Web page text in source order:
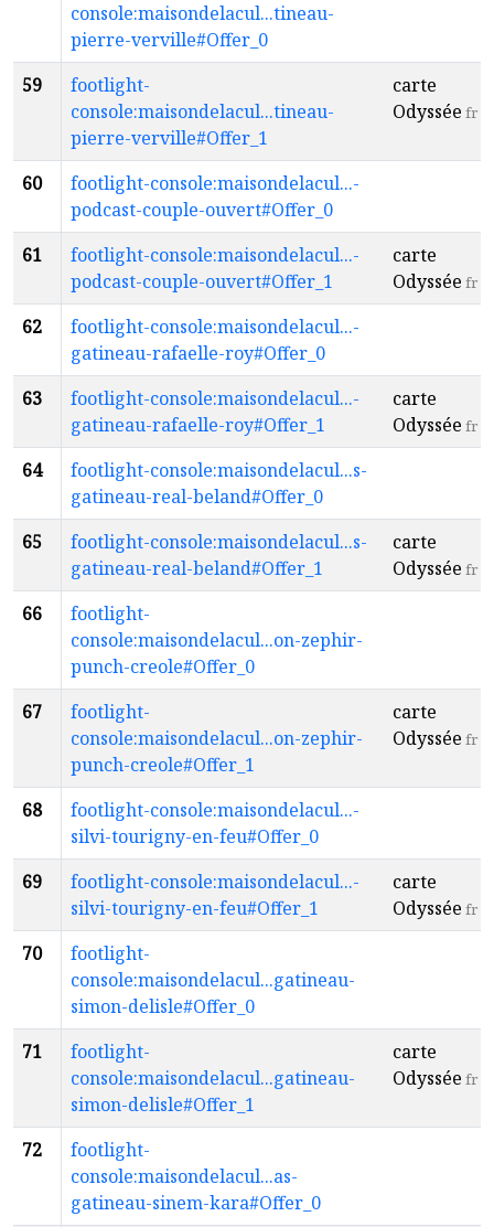
console:maisondelacul...tineau-
pierre-verville#Offer_0
59
footlight-
console:maisondelacul...tineau-
pierre-verville#Offer_1
carte
Odyssée fr
60
footlight-console:maisondelacul...-
podcast-couple-ouvert#Offer_0
61
footlight-console:maisondelacul...-
podcast-couple-ouvert#Offer_1
carte
Odyssée fr
62
footlight-console:maisondelacul...-
gatineau-rafaelle-roy#Offer_0
63
footlight-console:maisondelacul...-
gatineau-rafaelle-roy#Offer_1
carte
Odyssée fr
64
footlight-console:maisondelacul...s-
gatineau-real-beland#Offer_0
65
footlight-console:maisondelacul...s-
gatineau-real-beland#Offer_1
carte
Odyssée fr
66
footlight-
console:maisondelacul...on-zephir-
punch-creole#Offer_0
67
footlight-
console:maisondelacul...on-zephir-
punch-creole#Offer_1
carte
Odyssée fr
68
footlight-console:maisondelacul...-
silvi-tourigny-en-feu#Offer_0
69
footlight-console:maisondelacul...-
silvi-tourigny-en-feu#Offer_1
carte
Odyssée fr
70
footlight-
console:maisondelacul...gatineau-
simon-delisle#Offer_0
71
footlight-
console:maisondelacul...gatineau-
simon-delisle#Offer_1
carte
Odyssée fr
72
footlight-
console:maisondelacul...as-
gatineau-sinem-kara#Offer_0